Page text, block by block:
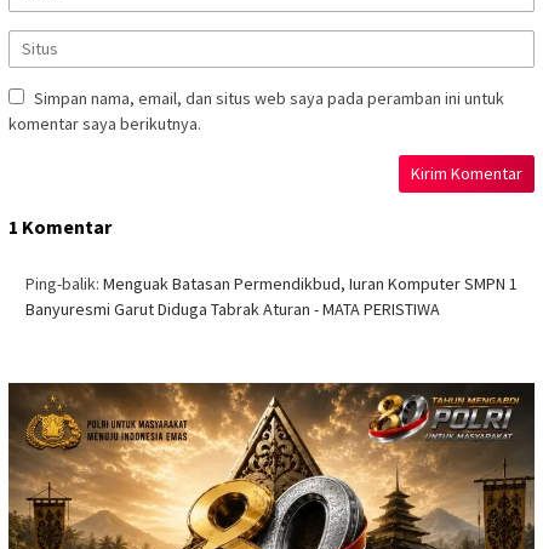
Simpan nama, email, dan situs web saya pada peramban ini untuk
komentar saya berikutnya.
1 Komentar
Ping-balik: Menguak Batasan Permendikbud, Iuran Komputer SMPN 1
Banyuresmi Garut Diduga Tabrak Aturan - MATA PERISTIWA